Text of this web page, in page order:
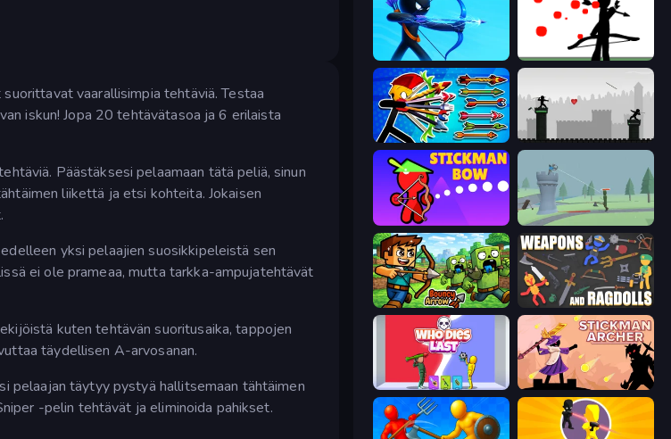
vaarallisimpia tehtäviä. Testaa
iskun! Jopa 20 tehtävätasoa ja 6 erilaista
Päästäksesi pelaamaan tätä peliä, sinun
liikettä ja etsi kohteita. Jokaisen
yksi pelaajien suosikkipeleistä sen
ei ole prameaa, mutta tarkka-ampujatehtävät
kuten tehtävän suoritusaika, tappojen
täydellisen A-arvosanan.
pelaajan täytyy pystyä hallitsemaan tähtäimen
-pelin tehtävät ja eliminoida pahikset.
Archers Random Bowman
Archer Ragdoll Masters Javelin Fighting
Stickman Bow Tower Archer
Bouncy Arrow Weapons and Ragdolls
Who Dies Last? Stickman Archer: The Wizard Hero